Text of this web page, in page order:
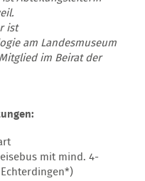
ist
am Landesmuseum
im Beirat der
mit mind. 4-